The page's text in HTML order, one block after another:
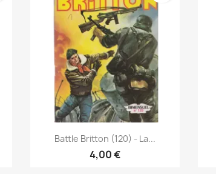
Pikakatselu
Battle Britton (120) - La...
4,00 €